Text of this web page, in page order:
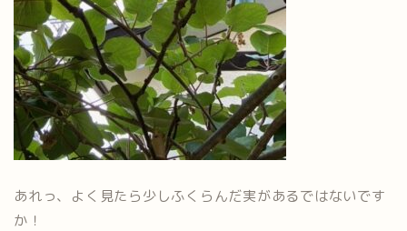
あれっ、よく見たら少しふくらんだ実があるではないです
か！